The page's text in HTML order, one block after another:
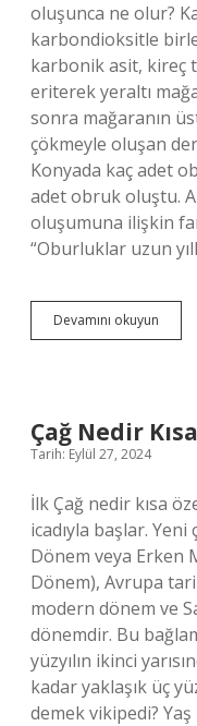
oluşunca ne olur?
karbondioksitle
karbonik asit, kireç
eriterek yeraltı
sonra mağaranın
çökmeyle oluşan
Konyada kaç adet
adet obruk oluştu.
oluşumuna ilişkin
“Oburluklar uzun
Devamını okuyun
Obruk
Çağ Nedir
Tarih: Eylül 27, 2024
İlk Çağ nedir kısa
icadıyla başlar.
Dönem veya Erken
Dönem), Avrupa
modern dönem ve
dönemdir. Bu
yüzyılın ikinci
kadar yaklaşık üç
demek vikipedi?